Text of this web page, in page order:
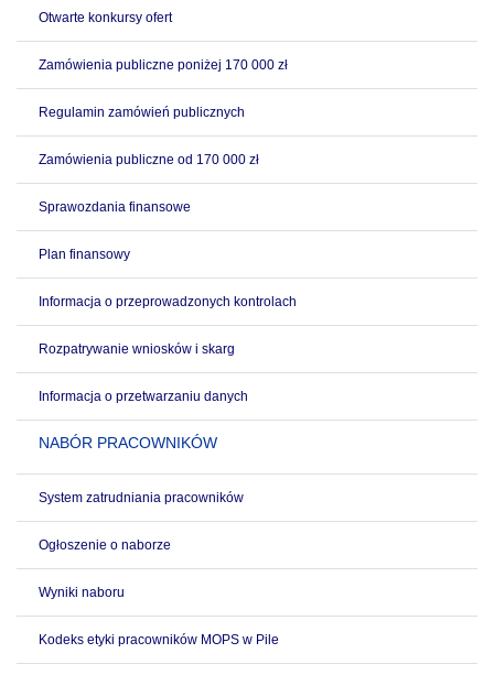
Otwarte konkursy ofert
Zamówienia publiczne poniżej 170 000 zł
Regulamin zamówień publicznych
Zamówienia publiczne od 170 000 zł
Sprawozdania finansowe
Plan finansowy
Informacja o przeprowadzonych kontrolach
Rozpatrywanie wniosków i skarg
Informacja o przetwarzaniu danych
NABÓR PRACOWNIKÓW
System zatrudniania pracowników
Ogłoszenie o naborze
Wyniki naboru
Kodeks etyki pracowników MOPS w Pile